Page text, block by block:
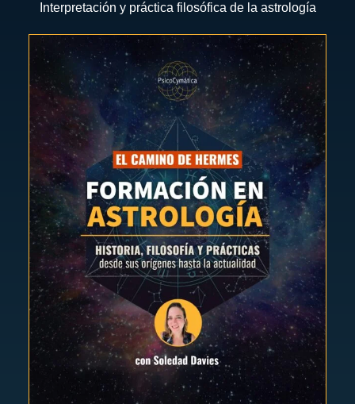
Interpretación y práctica filosófica de la astrología